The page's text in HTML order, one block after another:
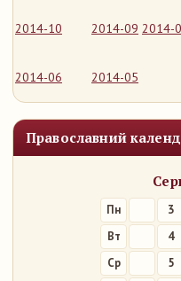
2014-10 2014-09 2014-
2014-06 2014-05
Православний
Пн 3
Вт
4
Ср
5